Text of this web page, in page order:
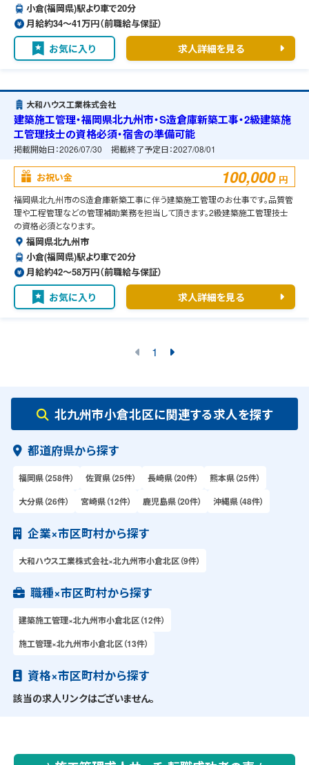
小倉(福岡県)駅より車で20分
月給約34〜41万円（前職給与保証）
お気に入り 求人詳細を見る
大和ハウス工業株式会社
建築施工管理・福岡県北九州市・S造倉庫新築工事・2級建築施
工管理技士の資格必須・宿舎の準備可能
掲載開始日：2026/07/30 掲載終了予定日：2027/08/01
お祝い金 100,000 円
福岡県北九州市のS造倉庫新築工事に伴う建築施工管理のお仕事です。品質管
理や工程管理などの管理補助業務を担当して頂きます。2級建築施工管理技士
の資格必須となります。
福岡県北九州市
小倉(福岡県)駅より車で20分
月給約42〜58万円（前職給与保証）
お気に入り 求人詳細を見る
1
北九州市小倉北区に関連する求人を探す
都道府県から探す
福岡県（258件） 佐賀県（25件） 長崎県（20件）
熊本県（25件）
大分県（26件）
宮崎県（12件） 鹿児島県（20件） 沖縄県（48件）
企業×市区町村から探す
大和ハウス工業株式会社×北九州市小倉北区（9件）
職種×市区町村から探す
建築施工管理×北九州市小倉北区（12件）
施工管理×北九州市小倉北区（13件）
資格×市区町村から探す
該当の求人リンクはございません。